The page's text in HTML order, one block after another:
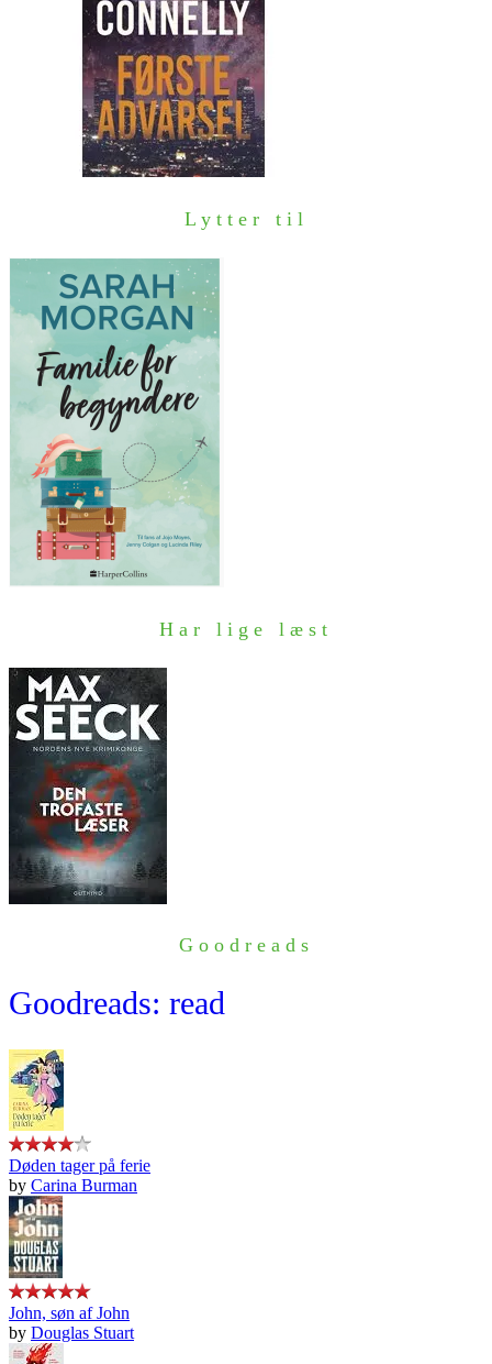
Lytter til
Har lige læst
Goodreads
Goodreads: read
Døden tager på ferie
by Carina Burman
John, søn af John
by Douglas Stuart